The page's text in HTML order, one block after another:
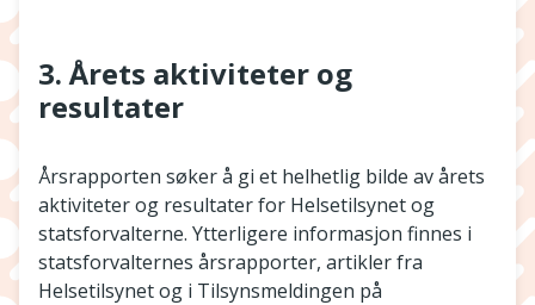
3. Årets aktiviteter og
resultater
Årsrapporten søker å gi et helhetlig bilde av årets
aktiviteter og resultater for Helsetilsynet og
statsforvalterne. Ytterligere informasjon finnes i
statsforvalternes årsrapporter, artikler fra
Helsetilsynet og i Tilsynsmeldingen på